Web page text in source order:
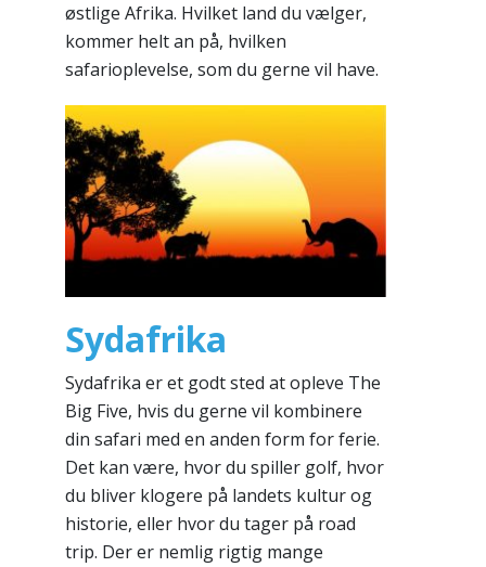
østlige Afrika. Hvilket land du vælger,
kommer helt an på, hvilken
safarioplevelse, som du gerne vil have.
Sydafrika
Sydafrika er et godt sted at opleve The
Big Five, hvis du gerne vil kombinere
din safari med en anden form for ferie.
Det kan være, hvor du spiller golf, hvor
du bliver klogere på landets kultur og
historie, eller hvor du tager på road
trip. Der er nemlig rigtig mange